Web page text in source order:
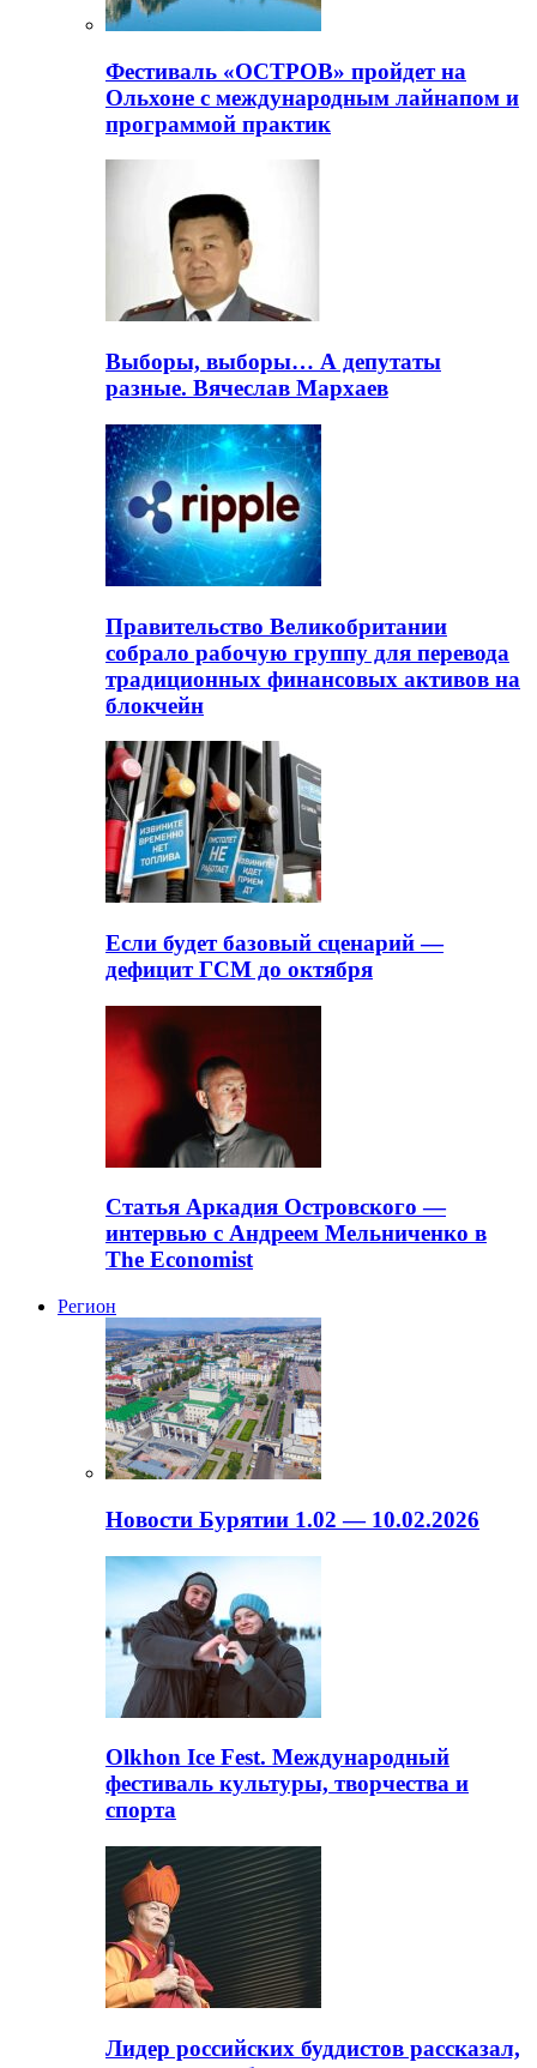
Фестиваль «ОСТРОВ» пройдет на
Ольхоне с международным лайнапом и
программой практик
Выборы, выборы… А депутаты
разные. Вячеслав Мархаев
Правительство Великобритании
собрало рабочую группу для перевода
традиционных финансовых активов на
блокчейн
Если будет базовый сценарий —
дефицит ГСМ до октября
Статья Аркадия Островского —
интервью с Андреем Мельниченко в
The Economist
Регион
Новости Бурятии 1.02 — 10.02.2026
Olkhon Ice Fest. Международный
фестиваль культуры, творчества и
спорта
Лидер российских буддистов рассказал,